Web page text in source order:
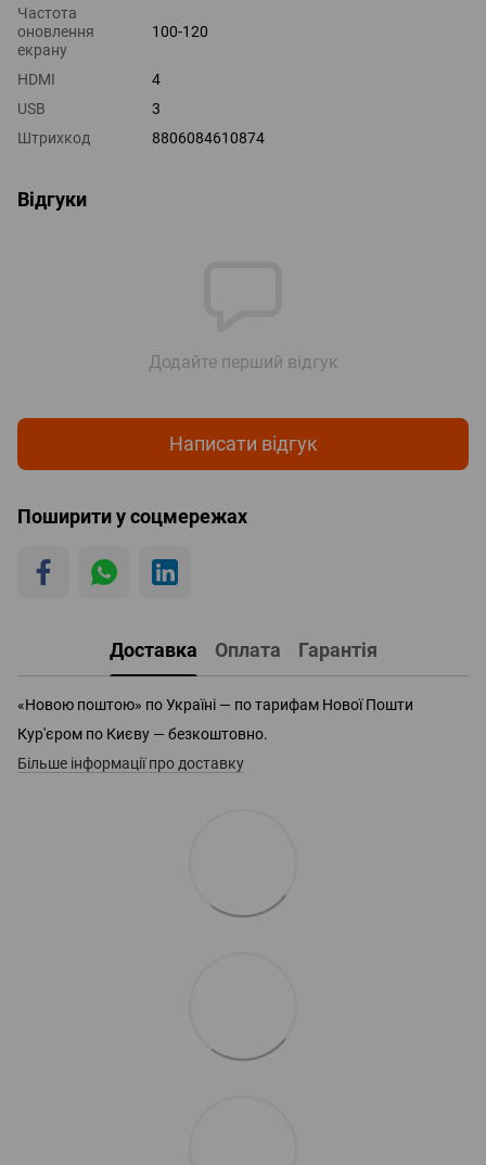
Частота
оновлення
екрану
100-120
HDMI
4
USB
3
Штрихкод
8806084610874
Відгуки
Додайте перший відгук
Написати відгук
Поширити у соцмережах
Доставка Оплата Гарантія
«Новою поштою» по Україні — по тарифам Нової Пошти
Кур'єром по Києву — безкоштовно.
Більше інформації про доставку